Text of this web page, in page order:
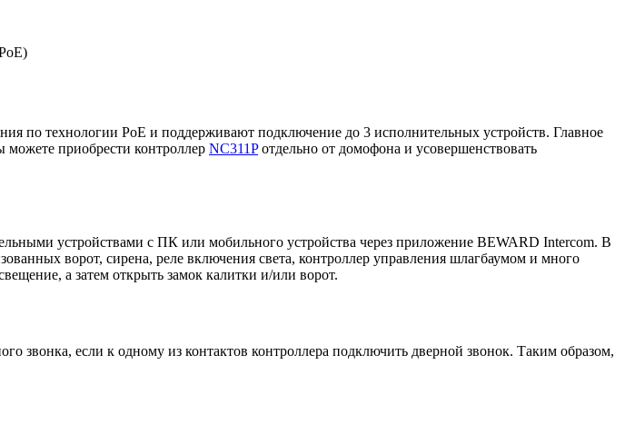
по технологии PoE и поддерживают подключение до 3 исполнительных устройств. Главное
приобрести контроллер NC311Pотдельно от домофона и усовершенствовать
устройствами с ПК или мобильного устройства через приложение BEWARD Intercom. В
ворот, сирена, реле включения света, контроллер управления шлагбаумом и много
а затем открыть замок калитки и/или ворот.
если к одному из контактов контроллера подключить дверной звонок. Таким образом,